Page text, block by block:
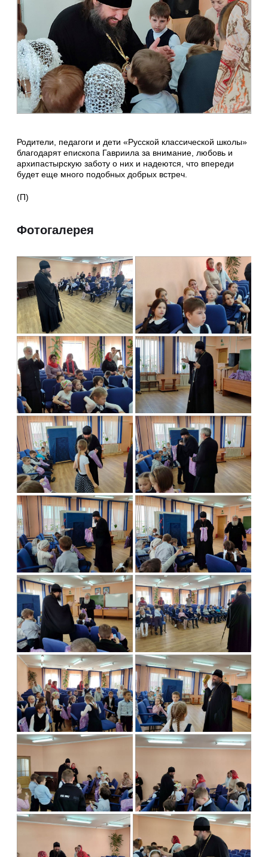
Родители, педагоги и дети «Русской классической школы»
благодарят епископа Гавриила за внимание, любовь и
архипастырскую заботу о них и надеются, что впереди
будет еще много подобных добрых встреч.
(П)
Фотогалерея